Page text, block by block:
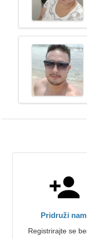
Pridruži
Registrirajte se